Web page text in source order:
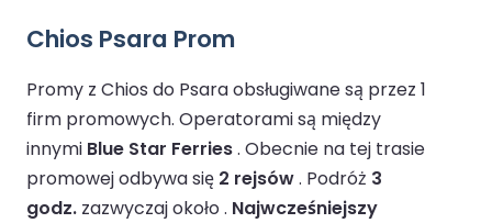
Chios Psara Prom
Promy z Chios do Psara obsługiwane są przez 1
firm promowych. Operatorami są między
innymi Blue Star Ferries. Obecnie na tej trasie
promowej odbywa się 2 rejsów. Podróż 3
godz. zazwyczaj około . Najwcześniejszy